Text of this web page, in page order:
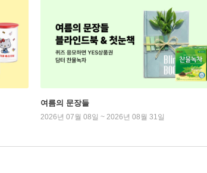
여름의 문장들
2026년 07월 08일 ~ 2026년 08월 31일